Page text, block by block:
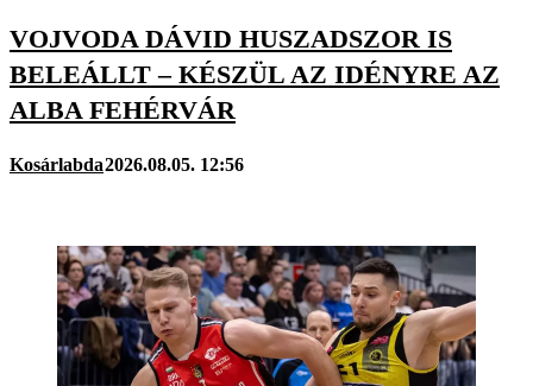
VOJVODA DÁVID HUSZADSZOR IS
BELEÁLLT – KÉSZÜL AZ IDÉNYRE AZ
ALBA FEHÉRVÁR
Kosárlabda2026.08.05. 12:56